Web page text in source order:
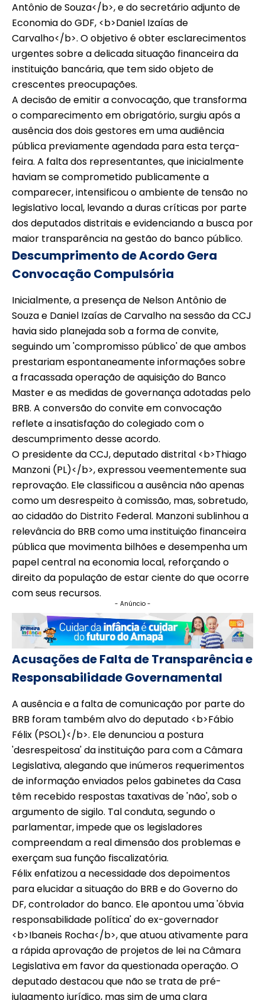
Antônio de Souza</b>, e do secretário adjunto de
Economia do GDF, <b>Daniel Izaías de
Carvalho</b>. O objetivo é obter esclarecimentos
urgentes sobre a delicada situação financeira da
instituição bancária, que tem sido objeto de
crescentes preocupações.
A decisão de emitir a convocação, que transforma
o comparecimento em obrigatório, surgiu após a
ausência dos dois gestores em uma audiência
pública previamente agendada para esta terça-
feira. A falta dos representantes, que inicialmente
haviam se comprometido publicamente a
comparecer, intensificou o ambiente de tensão no
legislativo local, levando a duras críticas por parte
dos deputados distritais e evidenciando a busca por
maior transparência na gestão do banco público.
Descumprimento de Acordo Gera
Convocação Compulsória
Inicialmente, a presença de Nelson Antônio de
Souza e Daniel Izaías de Carvalho na sessão da CCJ
havia sido planejada sob a forma de convite,
seguindo um 'compromisso público' de que ambos
prestariam espontaneamente informações sobre
a fracassada operação de aquisição do Banco
Master e as medidas de governança adotadas pelo
BRB. A conversão do convite em convocação
reflete a insatisfação do colegiado com o
descumprimento desse acordo.
O presidente da CCJ, deputado distrital <b>Thiago
Manzoni (PL)</b>, expressou veementemente sua
reprovação. Ele classificou a ausência não apenas
como um desrespeito à comissão, mas, sobretudo,
ao cidadão do Distrito Federal. Manzoni sublinhou a
relevância do BRB como uma instituição financeira
pública que movimenta bilhões e desempenha um
papel central na economia local, reforçando o
direito da população de estar ciente do que ocorre
com seus recursos.
- Anúncio -
Acusações de Falta de Transparência e
Responsabilidade Governamental
A ausência e a falta de comunicação por parte do
BRB foram também alvo do deputado <b>Fábio
Félix (PSOL)</b>. Ele denunciou a postura
'desrespeitosa' da instituição para com a Câmara
Legislativa, alegando que inúmeros requerimentos
de informação enviados pelos gabinetes da Casa
têm recebido respostas taxativas de 'não', sob o
argumento de sigilo. Tal conduta, segundo o
parlamentar, impede que os legisladores
compreendam a real dimensão dos problemas e
exerçam sua função fiscalizatória.
Félix enfatizou a necessidade dos depoimentos
para elucidar a situação do BRB e do Governo do
DF, controlador do banco. Ele apontou uma 'óbvia
responsabilidade política' do ex-governador
<b>Ibaneis Rocha</b>, que atuou ativamente para
a rápida aprovação de projetos de lei na Câmara
Legislativa em favor da questionada operação. O
deputado destacou que não se trata de pré-
julgamento jurídico, mas sim de uma clara